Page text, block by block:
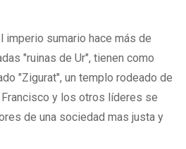
imperio sumario hace más de
"ruinas de Ur", tienen como
"Zigurat", un templo rodeado de
y los otros líderes se
de una sociedad mas justa y